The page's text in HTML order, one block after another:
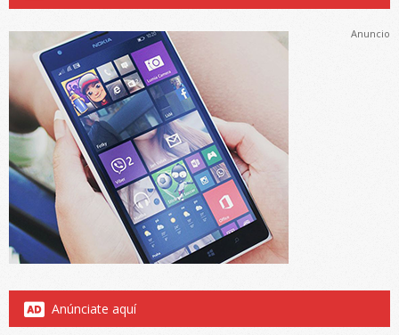
Anuncio
Anúnciate aquí